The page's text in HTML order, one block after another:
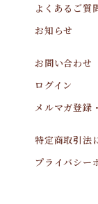
よくあるご質
お知らせ
お問い合わせ
ログイン
メルマガ登録
特定商取引法
プライバシー